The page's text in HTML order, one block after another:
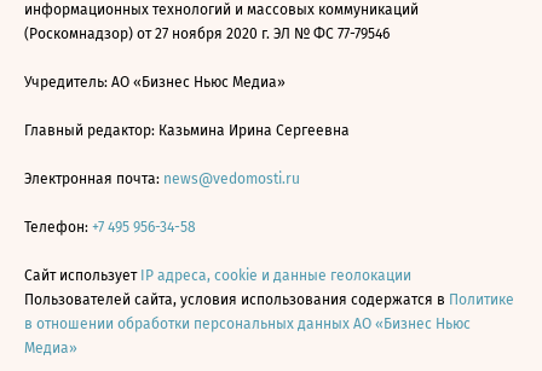
информационных технологий и массовых коммуникаций
(Роскомнадзор) от 27 ноября 2020 г. ЭЛ № ФС 77-79546
Учредитель: АО «Бизнес Ньюс Медиа»
Главный редактор: Казьмина Ирина Сергеевна
Электронная почта: news@vedomosti.ru
Телефон: +7 495 956-34-58
Сайт использует IP адреса, cookie и данные геолокации
Пользователей сайта, условия использования содержатся в Политике
в отношении обработки персональных данных АО «Бизнес Ньюс
Медиа»